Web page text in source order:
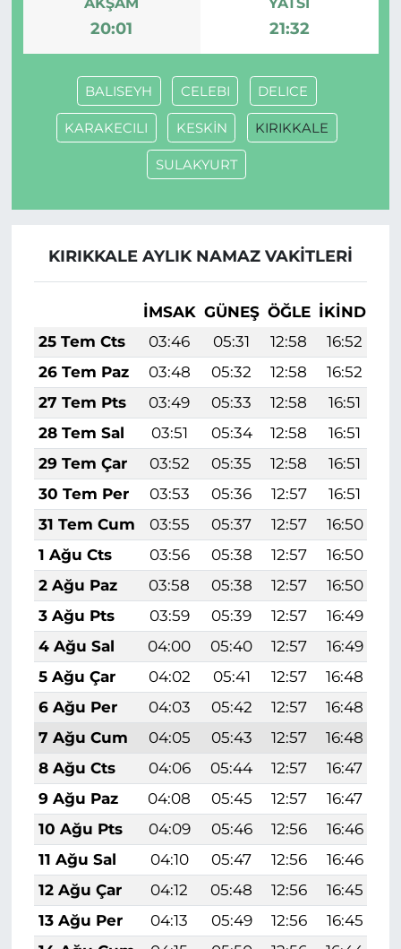
AKŞAM
20:01
YATSI
21:32
BALISEYH CELEBI DELICE
KARAKECILI KESKİN KIRIKKALE
SULAKYURT
KIRIKKALE AYLIK NAMAZ VAKITLERI
İMSAK GÜNEŞ ÖĞLE İKINDI
25 Tem Cts
03:46 05:31 12:58 16:52
26 Tem Paz
03:48 05:32 12:58 16:52
27 Tem Pts
03:49 05:33 12:58 16:51
28 Tem Sal
03:51 05:34 12:58 16:51
29 Tem Çar
03:52 05:35 12:58 16:51
30 Tem Per
03:53 05:36 12:57 16:51
31 Tem Cum
03:55 05:37 12:57 16:50
1 Ağu Cts
03:56 05:38 12:57 16:50
2 Ağu Paz
03:58 05:38 12:57 16:50
3 Ağu Pts
03:59 05:39 12:57 16:49
4 Ağu Sal
04:00 05:40 12:57 16:49
5 Ağu Çar
04:02 05:41 12:57 16:48
6 Ağu Per
04:03 05:42 12:57 16:48
7 Ağu Cum
04:05 05:43 12:57 16:48
8 Ağu Cts
04:06 05:44 12:57 16:47
9 Ağu Paz
04:08 05:45 12:57 16:47
10 Ağu Pts
04:09 05:46 12:56 16:46
11 Ağu Sal
04:10 05:47 12:56 16:46
12 Ağu Çar
04:12 05:48 12:56 16:45
13 Ağu Per
04:13 05:49 12:56 16:45